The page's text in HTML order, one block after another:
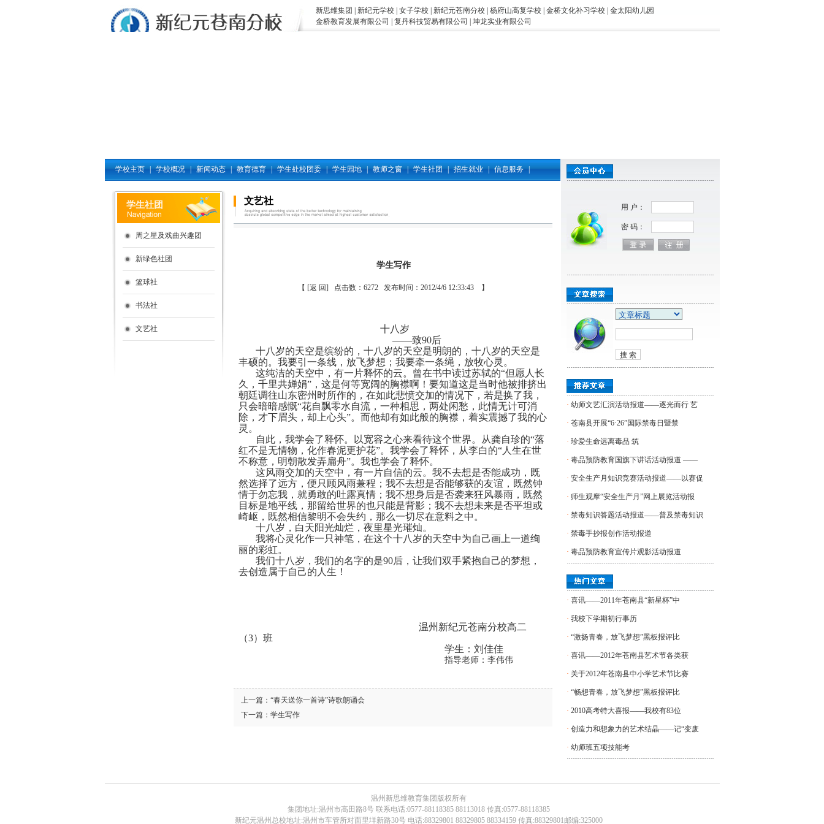
新思维集团 新纪元学校| 女子学校| 新纪元苍南分校| 杨府山高复学校| 金桥文化补习学校| 金太阳幼儿园
金桥教育发展有限公司
复丹科技贸易有限公司 坤龙实业有限公司
学校主页 | 学校概况 | 新闻动态 | 教育德育 | 学生处校团委 | 学生园地 | 教师之窗 | 学生社团 | 招生就业 | 信息服务 |
学生社团
周之星及戏曲兴趣团
新绿色社团
篮球社
书法社
文艺社
文艺社
学生写作
【 [返 回] 点击数：6272 发布时间：2012/4/6 12:33:43 】
十八岁
——致90后
十八岁的天空是缤纷的，十八岁的天空是明朗的，十八岁的天空是
丰硕的。我要引一条线，放飞梦想；我要牵一条绳，放牧心灵。
这纯洁的天空中，有一片释怀的云。曾在书中读过苏轼的“但愿人长
久，千里共婵娟”，这是何等宽阔的胸襟啊！要知道这是当时他被排挤出
朝廷调往山东密州时所作的，在如此悲愤交加的情况下，若是换了我，
只会暗暗感慨“花自飘零水自流，一种相思，两处闲愁，此情无计可消
除，才下眉头，却上心头”。而他却有如此般的胸襟，着实震撼了我的心
灵。
自此，我学会了释怀。以宽容之心来看待这个世界。从龚自珍的“落
红不是无情物，化作春泥更护花”。我学会了释怀，从李白的“人生在世
不称意，明朝散发弄扁舟”。我也学会了释怀。
这风雨交加的天空中，有一片自信的云。我不去想是否能成功，既
然选择了远方，便只顾风雨兼程；我不去想是否能够获的友谊，既然钟
情于勿忘我，就勇敢的吐露真情；我不想身后是否袭来狂风暴雨，既然
目标是地平线，那留给世界的也只能是背影；我不去想未来是否平坦或
崎岖，既然相信黎明不会失约，那么一切尽在意料之中。
十八岁，白天阳光灿烂，夜里星光璀灿。
我将心灵化作一只神笔，在这个十八岁的天空中为自己画上一道绚
丽的彩虹。
我们十八岁，我们的名字的是90后，让我们双手紧抱自己的梦想，
去创造属于自己的人生！
温州新纪元苍南分校高二
（3）班
学生：刘佳佳
指导老师：李伟伟
上一篇： “春天送你一首诗”诗歌朗诵会
下一篇： 学生写作
用 户：
密 码：
· 幼师文艺汇演活动报道——逐光而行 艺
· 苍南县开展“6·26”国际禁毒日暨禁
· ​珍爱生命远离毒品 筑
· 毒品预防教育国旗下讲话活动报道 ——
· 安全生产月知识竞赛活动报道——以赛促
· 师生观摩“安全生产月”网上展览活动报
· 禁毒知识答题活动报道——普及禁毒知识
· 禁毒手抄报创作活动报道
· 毒品预防教育宣传片观影活动报道
· 喜讯——2011年苍南县“新星杯”中
· 我校下学期初行事历
· “激扬青春，放飞梦想”黑板报评比
· 喜讯——2012年苍南县艺术节各类获
· 关于2012年苍南县中小学艺术节比赛
· “畅想青春，放飞梦想”黑板报评比
· 2010高考特大喜报——我校有83位
· 创造力和想象力的艺术结晶——记“变废
· 幼师班五项技能考
温州新思维教育集团版权所有
集团地址:温州市高田路8号 联系电话:0577-88118385 88113018 传真:0577-88118385
新纪元温州总校地址:温州市车管所对面里垟新路30号 电话:88329801 88329805 88334159 传真:88329801邮编:325000